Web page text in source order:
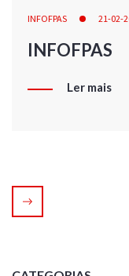
INFOFPAS 21-02-
INFOFPAS
Ler mais